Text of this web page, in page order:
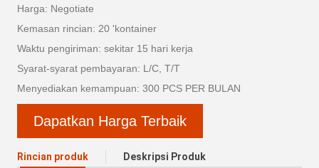
Harga: Negotiate
Kemasan rincian: 20 'kontainer
Waktu pengiriman: sekitar 15 hari kerja
Syarat-syarat pembayaran: L/C, T/T
Menyediakan kemampuan: 300 PCS PER BULAN
Dapatkan Harga Terbaik
Rincian produk Deskripsi Produk